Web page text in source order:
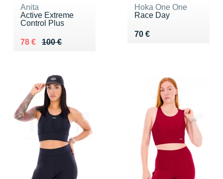
Anita
Active Extreme
Control Plus
100 €
Au lieu de 100 €
78 €
Vendu 78 €
Hoka One One
Race Day
70 €
Vendu 70 €